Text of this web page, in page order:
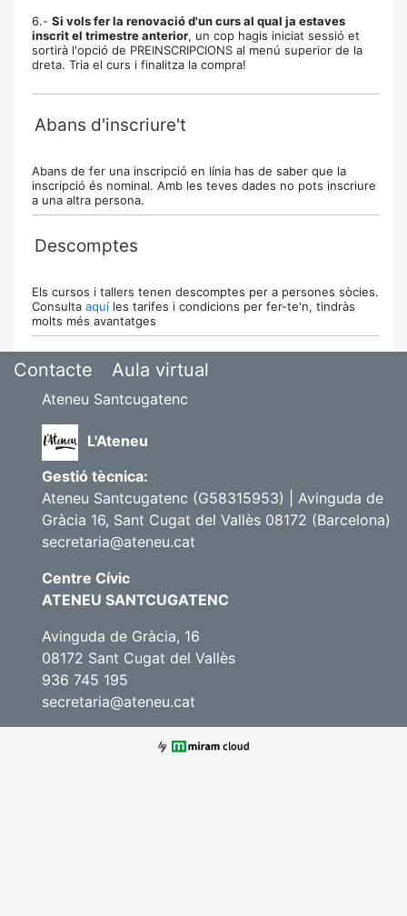
6.- Si vols fer la renovació d'un curs al qual ja estaves
inscrit el trimestre anterior, un cop hagis iniciat sessió et
sortirà l'opció de PREINSCRIPCIONS al menú superior de la
dreta. Tria el curs i finalitza la compra!
Abans d'inscriure't
Abans de fer una inscripció en línia has de saber que la
inscripció és nominal. Amb les teves dades no pots inscriure
a una altra persona.
Descomptes
Els cursos i tallers tenen descomptes per a persones sòcies.
Consulta aquí les tarifes i condicions per fer-te'n, tindràs
molts més avantatges
Contacte Aula virtual
Ateneu Santcugatenc
L'Ateneu
Gestió tècnica:
Ateneu Santcugatenc (G58315953) | Avinguda de
Gràcia 16, Sant Cugat del Vallès 08172 (Barcelona)
secretaria@ateneu.cat
Centre Cívic
ATENEU SANTCUGATENC
Avinguda de Gràcia, 16
08172 Sant Cugat del Vallès
936 745 195
secretaria@ateneu.cat